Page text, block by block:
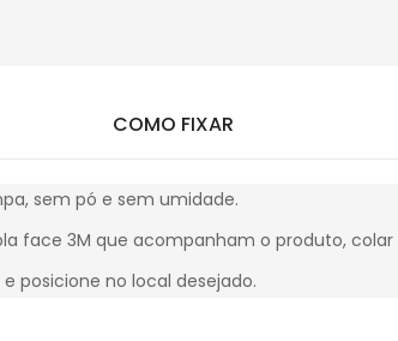
COMO FIXAR
sem pó e sem umidade.
face 3M que acompanham o produto,
posicione no local desejado.